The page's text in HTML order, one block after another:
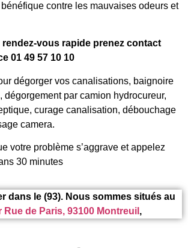
contre les mauvaises odeurs et
rendez-vous rapide prenez contact
01 49 57 10 10
dégorger vos canalisations, baignoire
dégorgement par camion hydrocureur,
curage canalisation, débouchage
camera.
votre problème s’aggrave et appelez
30 minutes
dans le (93). Nous sommes situés au
Rue de Paris, 93100 Montreuil ,